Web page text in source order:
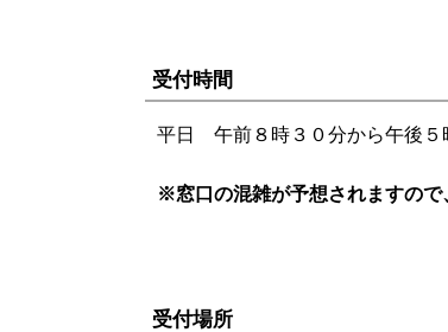
受付時間
平日 午前８時３０分から午後５
※窓口の混雑が予想されますの
受付場所